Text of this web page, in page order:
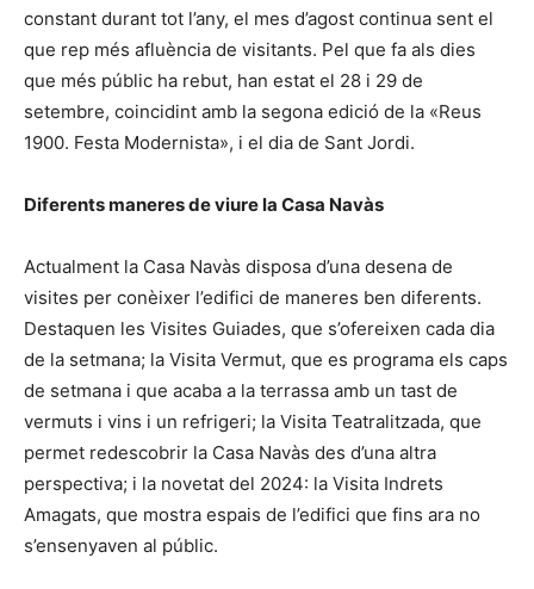
constant durant tot l’any, el mes d’agost continua sent el
que rep més afluència de visitants. Pel que fa als dies
que més públic ha rebut, han estat el 28 i 29 de
setembre, coincidint amb la segona edició de la «Reus
1900. Festa Modernista», i el dia de Sant Jordi.
Diferents maneres de viure la Casa Navàs
Actualment la Casa Navàs disposa d’una desena de
visites per conèixer l’edifici de maneres ben diferents.
Destaquen les Visites Guiades, que s’ofereixen cada dia
de la setmana; la Visita Vermut, que es programa els caps
de setmana i que acaba a la terrassa amb un tast de
vermuts i vins i un refrigeri; la Visita Teatralitzada, que
permet redescobrir la Casa Navàs des d’una altra
perspectiva; i la novetat del 2024: la Visita Indrets
Amagats, que mostra espais de l’edifici que fins ara no
s’ensenyaven al públic.